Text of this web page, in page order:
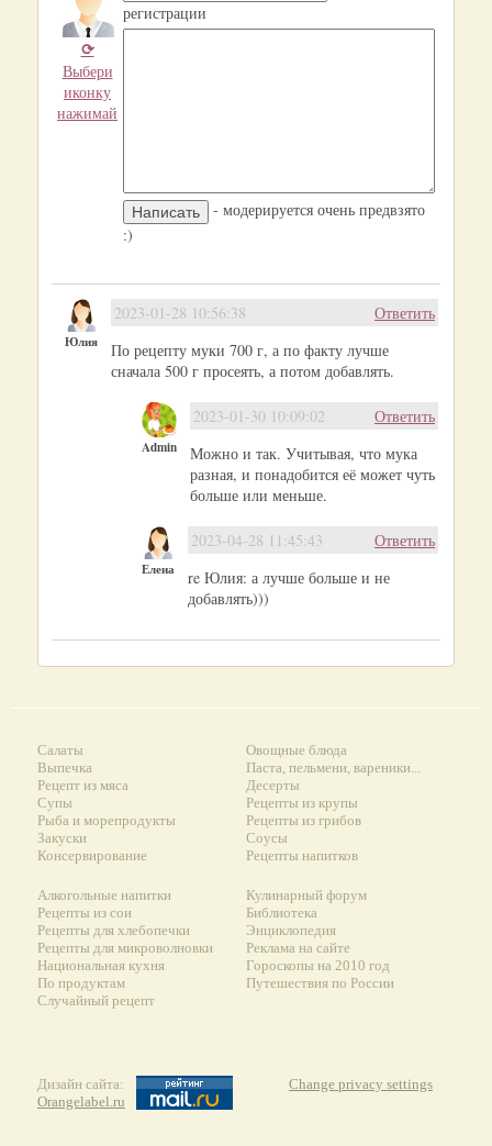
⟳
Выбери
иконку
нажимай
регистрации
- модерируется очень предвзято
:)
Юлия
Ответить
2023-01-28 10:56:38
По рецепту муки 700 г, а по факту лучше
сначала 500 г просеять, а потом добавлять.
Admin
Ответить
2023-01-30 10:09:02
Можно и так. Учитывая, что мука
разная, и понадобится её может чуть
больше или меньше.
Елена
Ответить
2023-04-28 11:45:43
re Юлия: а лучше больше и не
добавлять)))
Салаты
Выпечка
Рецепт из мяса
Супы
Рыба и морепродукты
Закуски
Консервирование
Овощные блюда
Паста, пельмени, вареники...
Десерты
Рецепты из крупы
Рецепты из грибов
Соусы
Рецепты напитков
Алкогольные напитки
Рецепты из сои
Рецепты для хлебопечки
Рецепты для микроволновки
Национальная кухня
По продуктам
Случайный рецепт
Кулинарный форум
Библиотека
Энциклопедия
Реклама на сайте
Гороскопы на 2010 год
Путешествия по России
Дизайн сайта:
Orangelabel.ru
Change privacy settings